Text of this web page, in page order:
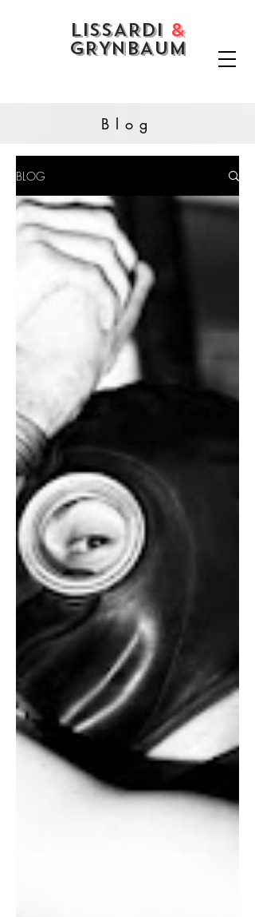
LISSARDI &
GRYNBAUM
Blog
BLOG